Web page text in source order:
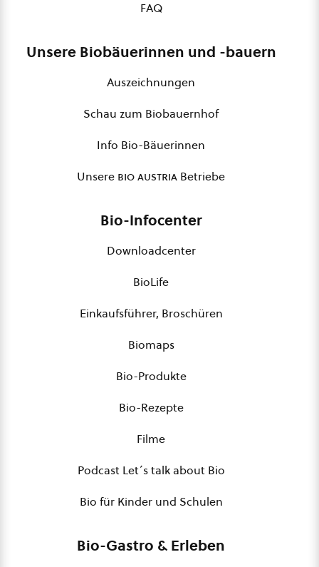
FAQ
Unsere Biobäuerinnen und -bauern
Auszeichnungen
Schau zum Biobauernhof
Info Bio-Bäuerinnen
Unsere bio austria Betriebe
Bio-Infocenter
Downloadcenter
BioLife
Einkaufsführer, Broschüren
Biomaps
Bio-Produkte
Bio-Rezepte
Filme
Podcast Let´s talk about Bio
Bio für Kinder und Schulen
Bio-Gastro & Erleben